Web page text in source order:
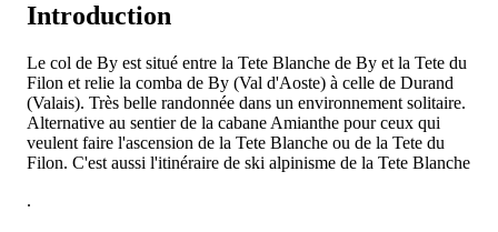
Introduction
Le col de By est situé entre la Tete Blanche de By et la Tete du
Filon et relie la comba de By (Val d'Aoste) à celle de Durand
(Valais). Très belle randonnée dans un environnement solitaire.
Alternative au sentier de la cabane Amianthe pour ceux qui
veulent faire l'ascension de la Tete Blanche ou de la Tete du
Filon. C'est aussi l'itinéraire de ski alpinisme de la Tete Blanche
.